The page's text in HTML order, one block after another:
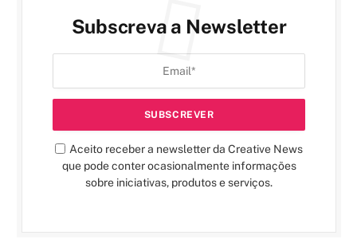
Subscreva a Newsletter
Aceito receber a newsletter da Creative News
que pode conter ocasionalmente informações
sobre iniciativas, produtos e serviços.